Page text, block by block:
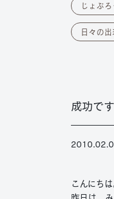
じょぶろ
日々の出
成功です
こんにち